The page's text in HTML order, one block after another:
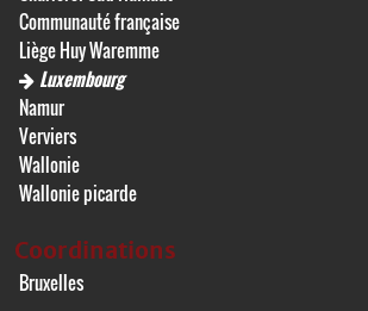
Communauté française
Liège Huy Waremme
Luxembourg
Namur
Verviers
Wallonie
Wallonie picarde
Coordinations
Bruxelles